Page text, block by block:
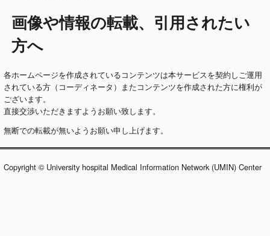
画像や情報の転載、引用されたい
方へ
各ホームページを作成されているコンテンツは本サービスを契約しご運用
されている方（コーディネータ）またコンテンツを作成された方に権利が
ございます。
直接交渉いただきますようお願い致します。
無断での転載が無いようお願い申し上げます。
Copyright © University hospital Medical Information Network (UMIN) Center